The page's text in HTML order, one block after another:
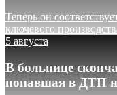
Теперь он
ключевого
5 августа
В больнице
попавшая в ДТП